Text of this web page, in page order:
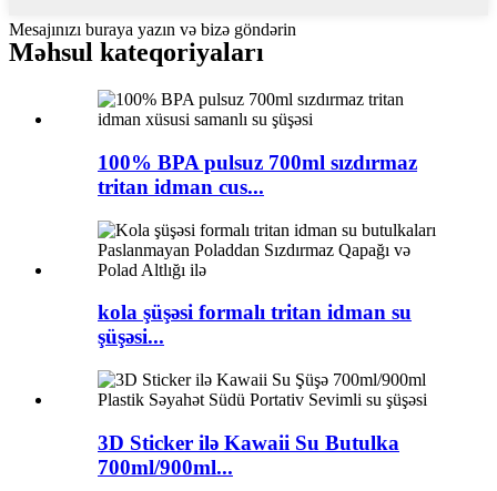
Mesajınızı buraya yazın və bizə göndərin
Məhsul kateqoriyaları
100% BPA pulsuz 700ml sızdırmaz
tritan idman cus...
kola şüşəsi formalı tritan idman su
şüşəsi...
3D Sticker ilə Kawaii Su Butulka
700ml/900ml...